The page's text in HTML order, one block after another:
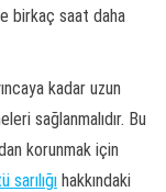
birkaç saat daha
kadar uzun
sağlanmalıdır. Bu
korunmak için
sarılığı hakkındaki